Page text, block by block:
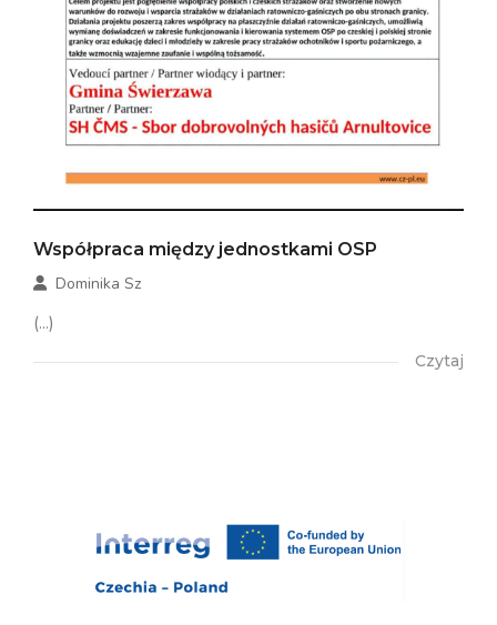
Współpraca między jednostkami OSP
Dominika Sz
(...)
Czytaj